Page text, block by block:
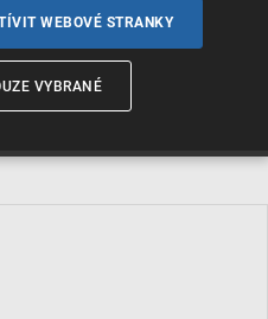
a zeměpisná
WEBOVÉ STRANKY
VYBRANÉ